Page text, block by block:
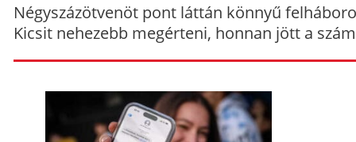
Négyszázötvenöt pont láttán könnyű
Kicsit nehezebb megérteni, honnan jött a